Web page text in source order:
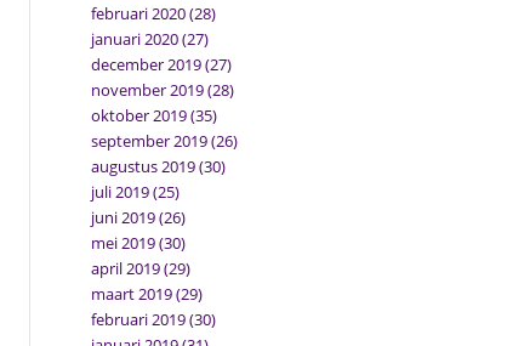
februari 2020(28)
januari 2020(27)
december 2019(27)
november 2019(28)
oktober 2019(35)
september 2019(26)
augustus 2019(30)
juli 2019(25)
juni 2019(26)
mei 2019(30)
april 2019(29)
maart 2019(29)
februari 2019(30)